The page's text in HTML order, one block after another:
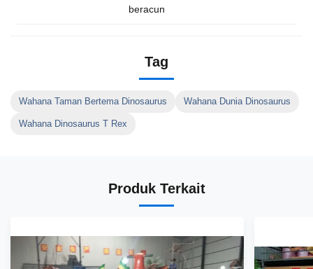
beracun
Tag
Wahana Taman Bertema Dinosaurus Wahana Dunia Dinosaurus
Wahana Dinosaurus T Rex
Produk Terkait